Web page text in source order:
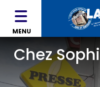
MENU
Chez